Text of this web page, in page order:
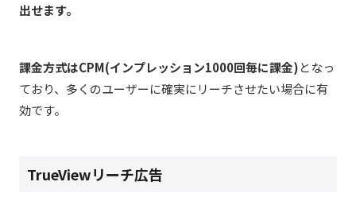
出せます。
課金方式はCPM(インプレッション1000回毎に課金)となっ
ており、多くのユーザーに確実にリーチさせたい場合に有
効です。
TrueViewリーチ広告